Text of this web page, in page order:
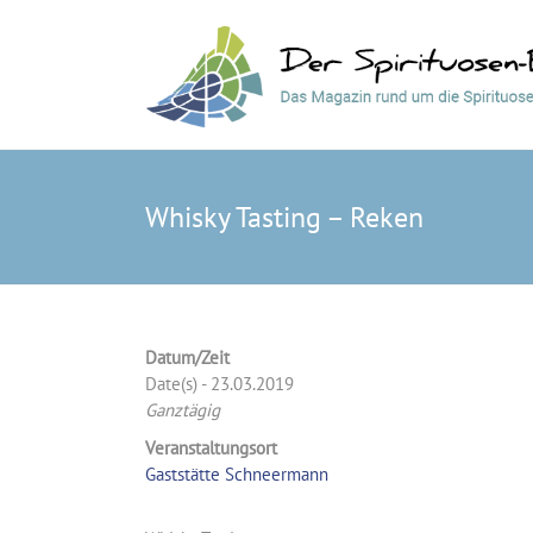
Whisky Tasting – Reken
Datum/Zeit
Date(s) - 23.03.2019
Ganztägig
Veranstaltungsort
Gaststätte Schneermann